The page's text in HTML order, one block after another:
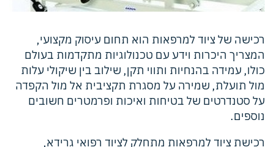
​רכישה של ציוד למרפאות הוא תחום עיסוק מקצועי,
המצריך היכרות וידע עם טכנולוגיות מתקדמות בעולם
כולו, עמידה בהנחיות ותווי תקן, שילוב בין שיקולי עלות
מול תועלת, שמירה על מסגרת תקציבית אל מול הקפדה
על סטנדרטים של בטיחות ואיכות ופרמטרים חשובים
נוספים.
רכישת ציוד למרפאות מתחלק לציוד רפואי גרידא,